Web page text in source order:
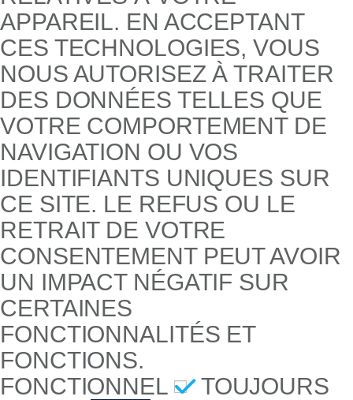
APPAREIL. EN ACCEPTANT
CES TECHNOLOGIES, VOUS
NOUS AUTORISEZ À TRAITER
DES DONNÉES TELLES QUE
VOTRE COMPORTEMENT DE
NAVIGATION OU VOS
IDENTIFIANTS UNIQUES SUR
CE SITE. LE REFUS OU LE
RETRAIT DE VOTRE
CONSENTEMENT PEUT AVOIR
UN IMPACT NÉGATIF SUR
CERTAINES
FONCTIONNALITÉS ET
FONCTIONS.
FONCTIONNEL
TOUJOURS